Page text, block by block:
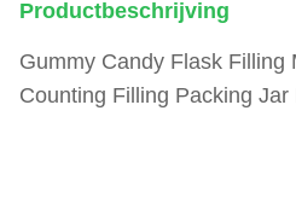
Productbeschrijving
Gummy Candy Flask Filling
Counting Filling Packing